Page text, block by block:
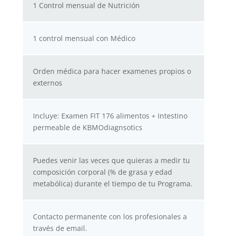
1 Control mensual de Nutrición
1 control mensual con Médico
Orden médica para hacer examenes propios o
externos
Incluye: Examen FIT 176 alimentos + Intestino
permeable de KBMOdiagnsotics
Puedes venir las veces que quieras a medir tu
composición corporal (% de grasa y edad
metabólica) durante el tiempo de tu Programa.
Contacto permanente con los profesionales a
través de email.